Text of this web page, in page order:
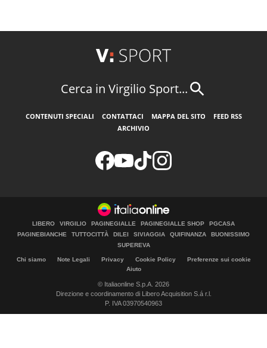
Cerca in Virgilio Sport...
CONTENUTI SPECIALI CONTATTACI MAPPA DEL SITO
FEED RSS
ARCHIVIO
LIBERO VIRGILIO PAGINEGIALLE PAGINEGIALLE SHOP
PGCASA
PAGINEBIANCHE
TUTTOCITTÀ DILEI SIVIAGGIA QUIFINANZA
BUONISSIMO
SUPEREVA
Chi siamo Note Legali Privacy Cookie Policy
Preferenze sui cookie
Aiuto
© Italiaonline S.p.A. 2026
Direzione e coordinamento di Libero Acquisition S.á r.l.
P. IVA 03970540963